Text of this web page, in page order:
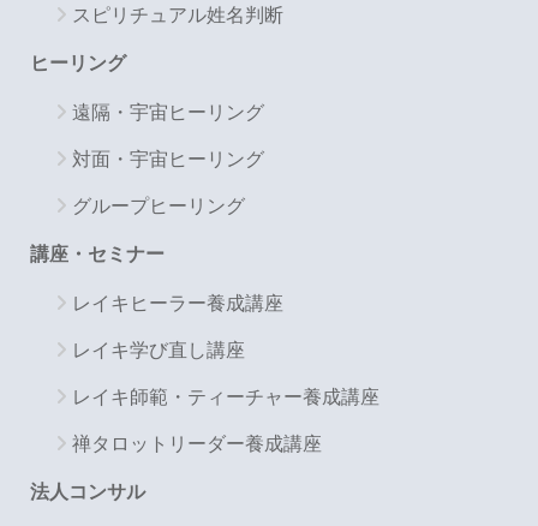
スピリチュアル姓名判断
ヒーリング
遠隔・宇宙ヒーリング
対面・宇宙ヒーリング
グループヒーリング
講座・セミナー
レイキヒーラー養成講座
レイキ学び直し講座
レイキ師範・ティーチャー養成講座
禅タロットリーダー養成講座
法人コンサル